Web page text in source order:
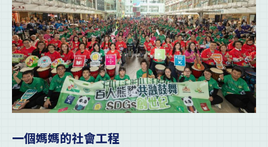
一個媽媽的社會工程